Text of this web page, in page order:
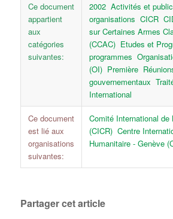
Ce document
appartient
aux
catégories
suivantes:
2002 Activités et
organisations CICR
sur Certaines Armes
(CCAC) Etudes et
programmes
(OI) Première
gouvernementaux
International
Ce document
est lié aux
organisations
suivantes:
Comité International de
(CICR) Centre
Humanitaire - Genève
Partager cet article